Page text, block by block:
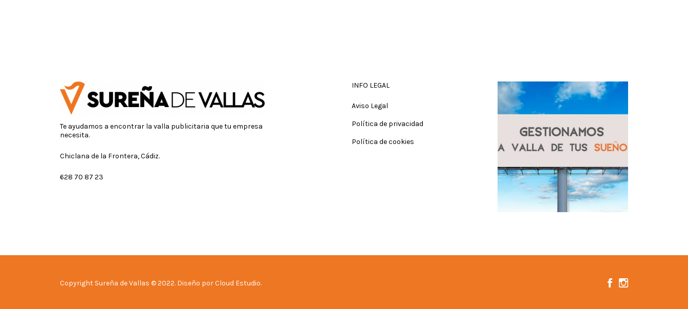
Te ayudamos a encontrar la valla publicitaria que tu empresa
necesita.
Chiclana de la Frontera, Cádiz.
628 70 87 23
INFO LEGAL
Aviso Legal
Política de privacidad
Política de cookies
Copyright Sureña de Vallas © 2022. Diseño por Cloud Estudio.